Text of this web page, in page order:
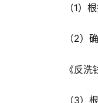
（1）
（2）
《反洗
（3）